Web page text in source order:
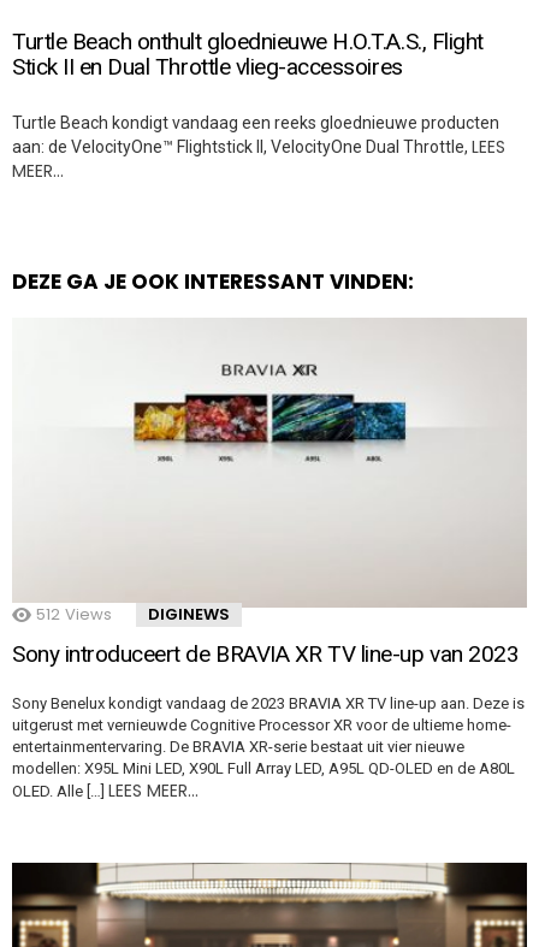
Turtle Beach onthult gloednieuwe H.O.T.A.S., Flight
Stick II en Dual Throttle vlieg-accessoires
Turtle Beach kondigt vandaag een reeks gloednieuwe producten
aan: de VelocityOne™ Flightstick II, VelocityOne Dual Throttle, LEES
MEER…
DEZE GA JE OOK INTERESSANT VINDEN:
512 Views DIGINEWS
Sony introduceert de BRAVIA XR TV line-up van 2023
Sony Benelux kondigt vandaag de 2023 BRAVIA XR TV line-up aan. Deze is
uitgerust met vernieuwde Cognitive Processor XR voor de ultieme home-
entertainmentervaring. De BRAVIA XR-serie bestaat uit vier nieuwe
modellen: X95L Mini LED, X90L Full Array LED, A95L QD-OLED en de A80L
OLED. Alle […] LEES MEER…